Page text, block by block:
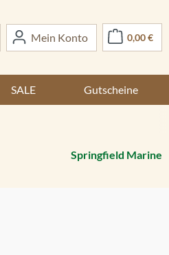
Mein Konto 0,00 €
SALE Gutscheine
Springfield Marine